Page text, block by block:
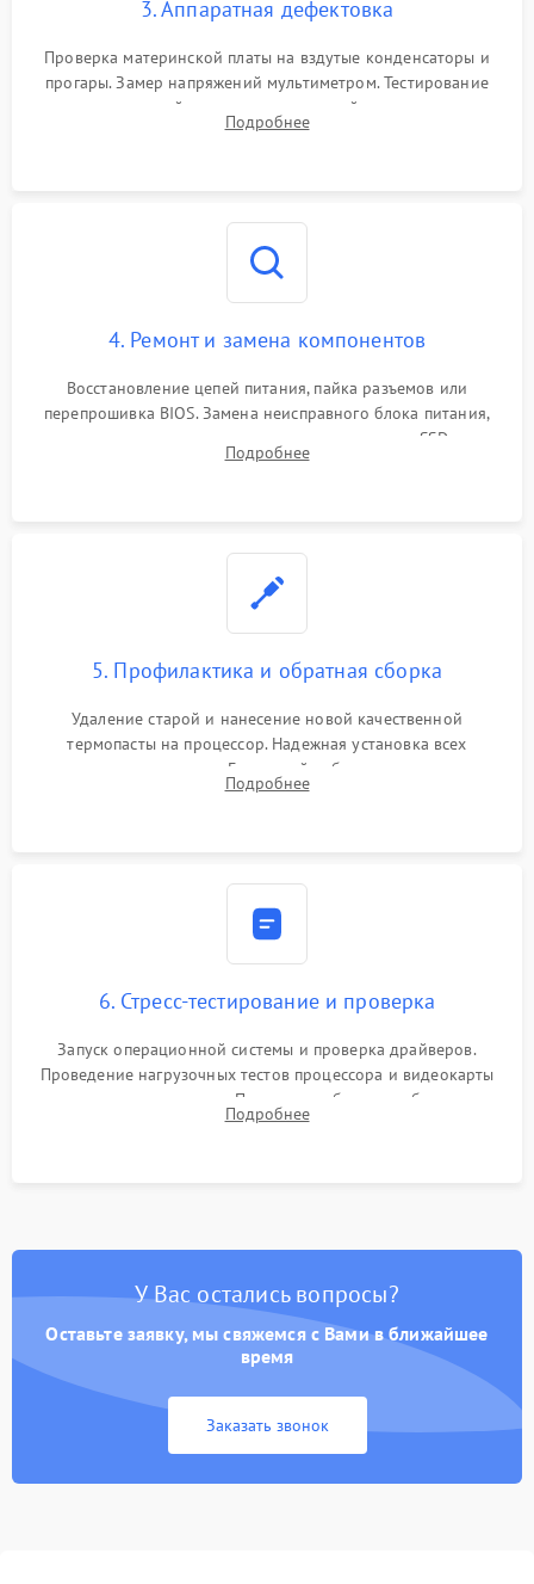
3. Аппаратная дефектовка
Проверка материнской платы на вздутые конденсаторы и
прогары. Замер напряжений мультиметром. Тестирование
оперативной памяти и накопителей с помощью
диагностического ПО для выявления сбойных секторов и
Подробнее
4. Ремонт и замена компонентов
Восстановление цепей питания, пайка разъемов или
перепрошивка BIOS. Замена неисправного блока питания,
видеокарты, процессора или установка нового SSD для
восстановления и повышения скорости работы системы.
Подробнее
5. Профилактика и обратная сборка
Удаление старой и нанесение новой качественной
термопасты на процессор. Надежная установка всех
комплектующих в слоты. Грамотный кабель-менеджмент для
обеспечения правильной циркуляции воздуха внутри
Подробнее
6. Стресс-тестирование и проверка
Запуск операционной системы и проверка драйверов.
Проведение нагрузочных тестов процессора и видеокарты
для контроля температур. Проверка работоспособности всех
USB-портов, аудиовыходов и сетевого подключения.
Подробнее
У Вас остались вопросы?
Оставьте заявку, мы свяжемся с Вами в ближайшее
время
Заказать звонок